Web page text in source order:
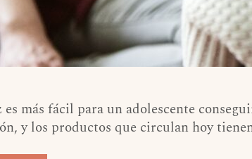
es más fácil para un adolescente
y los productos que circulan hoy